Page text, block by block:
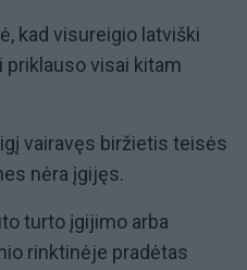
kad visureigio latviški
visai kitam
vairavęs biržietis teisės
nėra įgijęs.
turto įgijimo arba
rinktinėje pradėtas